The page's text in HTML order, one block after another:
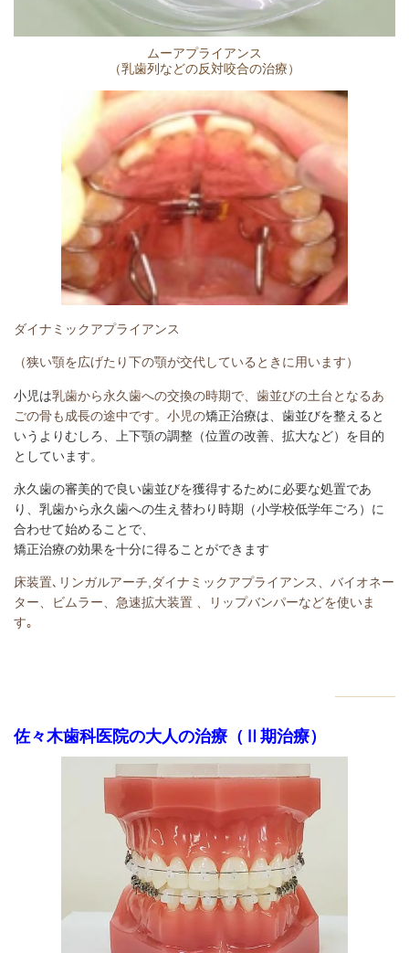
ムーアプライアンス
（乳歯列などの反対咬合の治療）
ダイナミックアプライアンス
（狭い顎を広げたり下の顎が交代しているときに用います）
小児は乳歯から永久歯への交換の時期で、歯並びの土台となるあ
ごの骨も成長の途中です。小児の矯正治療は、歯並びを整えると
いうよりむしろ、上下顎の調整（位置の改善、拡大など）を目的
としています。
永久歯の審美的で良い歯並びを獲得するために必要な処置であ
り、乳歯から永久歯への生え替わり時期（小学校低学年ごろ）に
合わせて始めることで、
矯正治療の効果を十分に得ることができます
床装置､リンガルアーチ,ダイナミックアプライアンス、バイオネー
ター、ビムラー、急速拡大装置 、リップバンパーなどを使いま
す｡
佐々木歯科医院の大人の治療（Ⅱ期治療）